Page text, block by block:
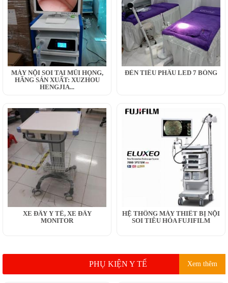
MÁY NỘI SOI TAI MŨI HỌNG,
HÃNG SẢN XUẤT: XUZHOU
HENGJIA...
ĐÈN TIỂU PHẪU LED 7 BÓNG
XE ĐẨY Y TẾ, XE ĐẨY
MONITOR
HỆ THỐNG MÁY THIẾT BỊ NỘI
SOI TIÊU HÓA FUJIFILM
PHỤ KIỆN Y TẾ Xem thêm